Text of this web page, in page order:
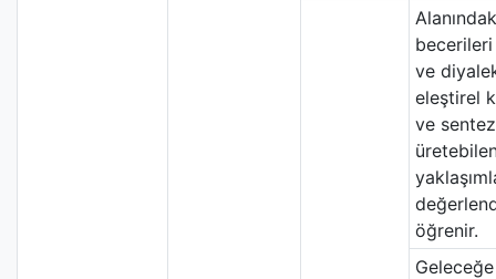
ve
eleştirel
ve sentez
öğrenir.